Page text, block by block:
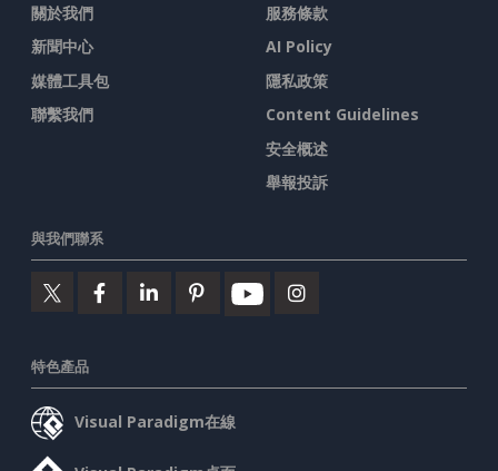
關於我們
新聞中心
媒體工具包
聯繫我們
服務條款
AI Policy
隱私政策
Content Guidelines
安全概述
舉報投訴
與我們聯系
特色產品
Visual Paradigm在線